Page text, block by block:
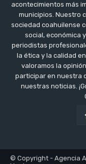
acontecimientos más
municipios. Nuestro
sociedad coahuilense
social, económica
periodistas
la ética y la calidad
valoramos la
participar en nuestra
nuestras noticias.
© Copyright - Agencia